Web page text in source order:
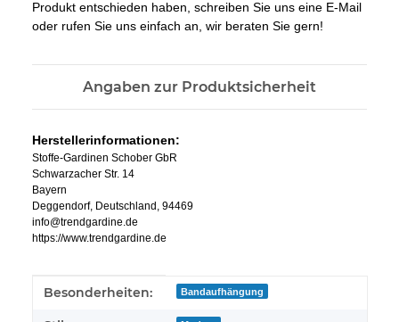
Produkt entschieden haben, schreiben Sie uns eine E-Mail
oder rufen Sie uns einfach an, wir beraten Sie gern!
Angaben zur Produktsicherheit
Herstellerinformationen:
Stoffe-Gardinen Schober GbR
Schwarzacher Str. 14
Bayern
Deggendorf, Deutschland, 94469
info@trendgardine.de
https://www.trendgardine.de
Produkteigenschaft
Wert
Besonderheiten: Bandaufhängung